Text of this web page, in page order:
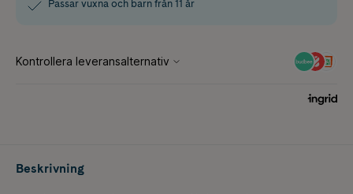
Passar vuxna och barn från 11 år
Beskrivning